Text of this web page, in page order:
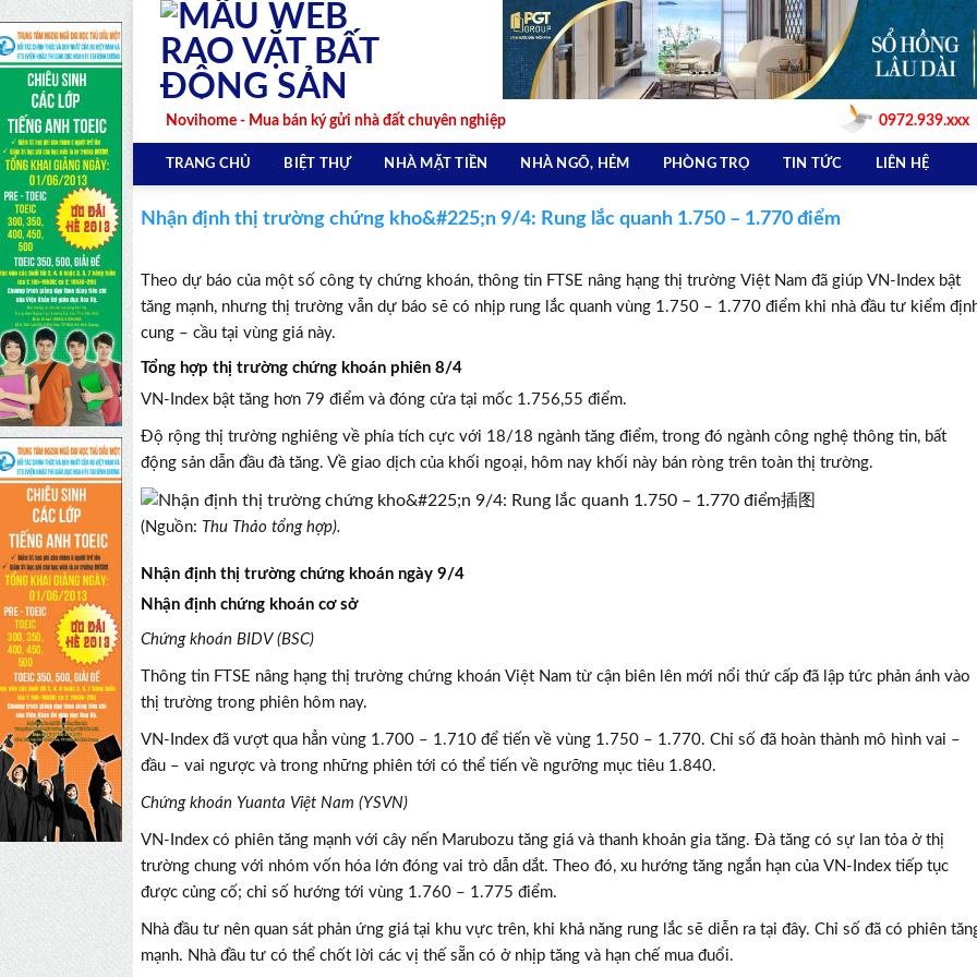
Skip
content
Novihome - Mua bán ký gửi nhà đất chuyên nghiệp 0972.939.xxx
TRANG CHỦ BIỆT THỰ NHÀ MẶT TIỀN NHÀ NGÕ, HẺM PHÒNG TRỌ TIN TỨC LIÊN HỆ
Nhận định thị trường chứng kho&#225;n 9/4: Rung lắc quanh 1.750 – 1.770 điểm
Theo dự báo của một số công ty chứng khoán, thông tin FTSE nâng hạng thị trường Việt Nam đã giúp VN-Index bật
tăng mạnh, nhưng thị trường vẫn dự báo sẽ có nhịp rung lắc quanh vùng 1.750 – 1.770 điểm khi nhà đầu tư kiểm
cung – cầu tại vùng giá này.
Tổng hợp thị trường chứng khoán phiên 8/4
VN-Index bật tăng hơn 79 điểm và đóng cửa tại mốc 1.756,55 điểm.
Độ rộng thị trường nghiêng về phía tích cực với 18/18 ngành tăng điểm, trong đó ngành công nghệ thông tin, bất
động sản dẫn đầu đà tăng. Về giao dịch của khối ngoại, hôm nay khối này bán ròng trên toàn thị trường.
(Nguồn: Thu Thảo tổng hợp).
Nhận định thị trường chứng khoán ngày 9/4
Nhận định chứng khoán cơ sở
Chứng khoán BIDV (BSC)
Thông tin FTSE nâng hạng thị trường chứng khoán Việt Nam từ cận biên lên mới nổi thứ cấp đã lập tức phản ánh vào
thị trường trong phiên hôm nay.
VN-Index đã vượt qua hẳn vùng 1.700 – 1.710 để tiến về vùng 1.750 – 1.770. Chỉ số đã hoàn thành mô hình vai –
đầu – vai ngược và trong những phiên tới có thể tiến về ngưỡng mục tiêu 1.840.
Chứng khoán Yuanta Việt Nam (YSVN)
VN-Index có phiên tăng mạnh với cây nến Marubozu tăng giá và thanh khoản gia tăng. Đà tăng có sự lan tỏa ở thị
trường chung với nhóm vốn hóa lớn đóng vai trò dẫn dắt. Theo đó, xu hướng tăng ngắn hạn của VN-Index tiếp tục
được củng cố; chỉ số hướng tới vùng 1.760 – 1.775 điểm.
Nhà đầu tư nên quan sát phản ứng giá tại khu vực trên, khi khả năng rung lắc sẽ diễn ra tại đây. Chỉ số đã có phiên
mạnh. Nhà đầu tư có thể chốt lời các vị thế sẵn có ở nhịp tăng và hạn chế mua đuổi.